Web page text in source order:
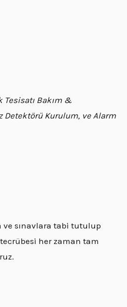
Tesisatı Bakım &
Detektörü Kurulum, ve Alarm
sınavlara tabi tutulup
her zaman tam